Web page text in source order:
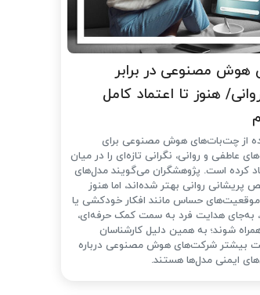
مصنوعی در برابر
هنوز تا اعتماد کامل
از چت‌بات‌های هوش مصنوعی برای
عاطفی و روانی، نگرانی تازه‌ای را در میان
کرده است. پژوهشگران می‌گویند مدل‌های
روانی بهتر شده‌اند، اما هنوز
حساس مانند افکار خودکشی یا
به‌جای هدایت فرد به سمت کمک حرفه‌ای،
همراه شوند؛ به همین دلیل کارشناسان
بیشتر شرکت‌های هوش مصنوعی درباره
ایمنی مدل‌ها هستند.